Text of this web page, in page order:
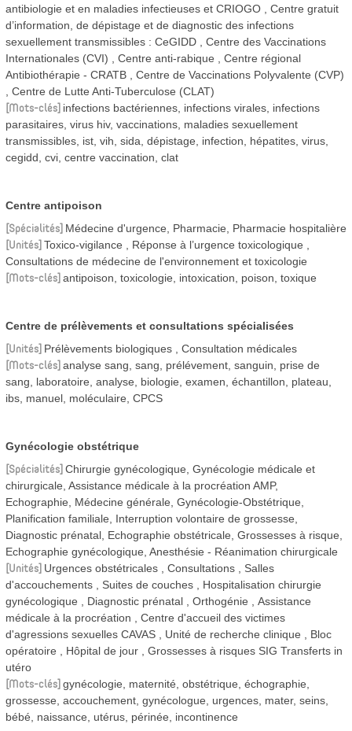
antibiologie et en maladies infectieuses et CRIOGO
Centre gratuit
d’information, de dépistage et de diagnostic des infections
sexuellement transmissibles : CeGIDD
Centre des Vaccinations
Internationales (CVI)
Centre anti-rabique
Centre régional
Antibiothérapie - CRATB
Centre de Vaccinations Polyvalente (CVP)
Centre de Lutte Anti-Tuberculose (CLAT)
Mots-clés infections bactériennes, infections virales, infections
parasitaires, virus hiv, vaccinations, maladies sexuellement
transmissibles, ist, vih, sida, dépistage, infection, hépatites, virus,
cegidd, cvi, centre vaccination, clat
Centre antipoison
Spécialités Médecine d'urgence, Pharmacie, Pharmacie hospitalière
Unités Toxico-vigilance
Réponse à l’urgence toxicologique
Consultations de médecine de l'environnement et toxicologie
Mots-clés antipoison, toxicologie, intoxication, poison, toxique
Centre de prélèvements et consultations spécialisées
Unités Prélèvements biologiques Consultation médicales
Mots-clés analyse sang, sang, prélévement, sanguin, prise de
sang, laboratoire, analyse, biologie, examen, échantillon, plateau,
ibs, manuel, moléculaire, CPCS
Gynécologie obstétrique
Spécialités Chirurgie gynécologique, Gynécologie médicale et
chirurgicale, Assistance médicale à la procréation AMP,
Echographie, Médecine générale, Gynécologie-Obstétrique,
Planification familiale, Interruption volontaire de grossesse,
Diagnostic prénatal, Echographie obstétricale, Grossesses à risque,
Echographie gynécologique, Anesthésie - Réanimation chirurgicale
Unités Urgences obstétricales Consultations
Salles
d'accouchements
Suites de couches
Hospitalisation chirurgie
gynécologique
Diagnostic prénatal Orthogénie
Assistance
médicale à la procréation
Centre d'accueil des victimes
d'agressions sexuelles CAVAS
Unité de recherche clinique
Bloc
opératoire
Hôpital de jour
Grossesses à risques SIG Transferts in
utéro
Mots-clés gynécologie, maternité, obstétrique, échographie,
grossesse, accouchement, gynécologue, urgences, mater, seins,
bébé, naissance, utérus, périnée, incontinence